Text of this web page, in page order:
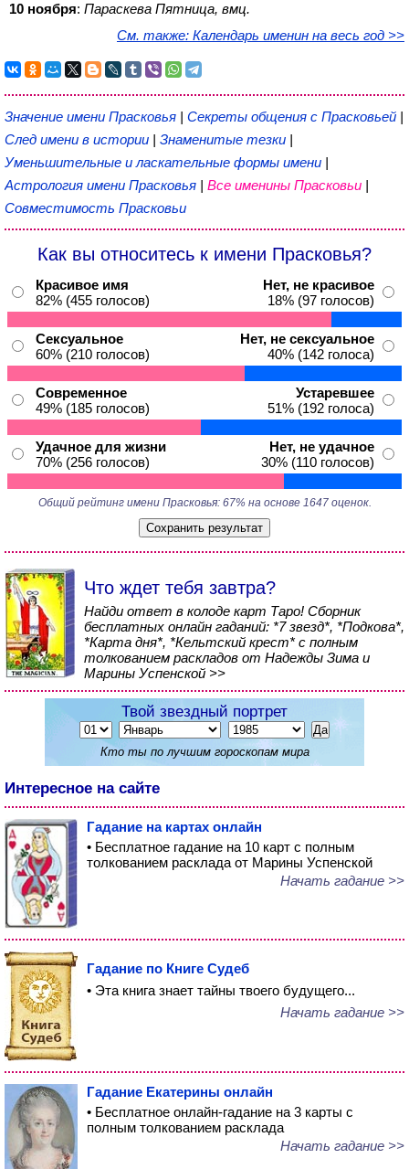
10 ноября: Параскева Пятница, вмц.
См. также: Календарь именин на весь год >>
Значение имени Прасковья | Секреты общения с Прасковьей |
След имени в истории | Знаменитые тезки |
Уменьшительные и ласкательные формы имени |
Астрология имени Прасковья | Все именины Прасковьи |
Совместимость Прасковьи
Как вы относитесь к имени Прасковья?
Красивое имя
82% (455 голосов)
Нет, не красивое
18% (97 голосов)
Сексуальное
60% (210 голосов)
Нет, не сексуальное
40% (142 голоса)
Современное
49% (185 голосов)
Устаревшее
51% (192 голоса)
Удачное для жизни
70% (256 голосов)
Нет, не удачное
30% (110 голосов)
Общий рейтинг имени Прасковья: 67% на основе 1647 оценок.
Что ждет тебя завтра?
Найди ответ в колоде карт Таро! Сборник
бесплатных онлайн гаданий: *7 звезд*, *Подкова*,
*Карта дня*, *Кельтский крест* с полным
толкованием раскладов от Надежды Зима и
Марины Успенской >>
Твой звездный портрет
Кто ты по лучшим гороскопам мира
Интересное на сайте
Гадание на картах онлайн
• Бесплатное гадание на 10 карт с полным
толкованием расклада от Марины Успенской
Начать гадание >>
Гадание по Книге Судеб
• Эта книга знает тайны твоего будущего...
Начать гадание >>
Гадание Екатерины онлайн
• Бесплатное онлайн-гадание на 3 карты с
полным толкованием расклада
Начать гадание >>